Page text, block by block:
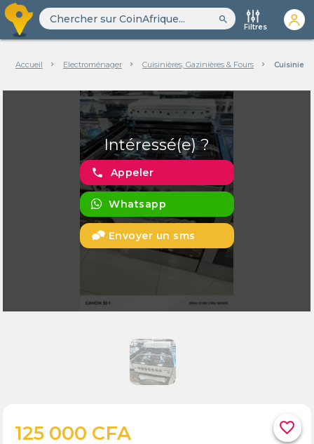
search
Filtres
Accueil Electroménager Cuisinières, Gazinières & Fours
Intéressé(e) ?
phone Appeler
Whatsapp
Envoyer un sms
favorite_border
125 000 CFA